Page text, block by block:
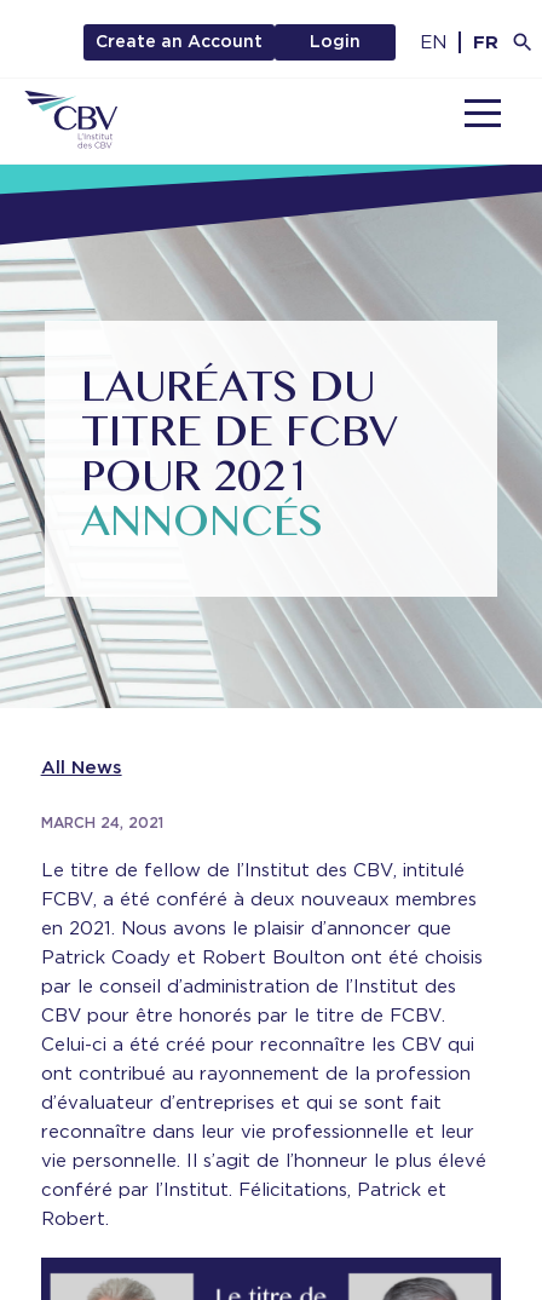
Create an Account Login EN FR
LAURÉATS DU
TITRE DE FCBV
POUR 2021
ANNONCÉS
All News
MARCH 24, 2021
Le titre de fellow de l’Institut des CBV, intitulé
FCBV, a été conféré à deux nouveaux membres
en 2021. Nous avons le plaisir d’annoncer que
Patrick Coady et Robert Boulton ont été choisis
par le conseil d’administration de l’Institut des
CBV pour être honorés par le titre de FCBV.
Celui-ci a été créé pour reconnaître les CBV qui
ont contribué au rayonnement de la profession
d’évaluateur d’entreprises et qui se sont fait
reconnaître dans leur vie professionnelle et leur
vie personnelle. Il s’agit de l’honneur le plus élevé
conféré par l’Institut. Félicitations, Patrick et
Robert.